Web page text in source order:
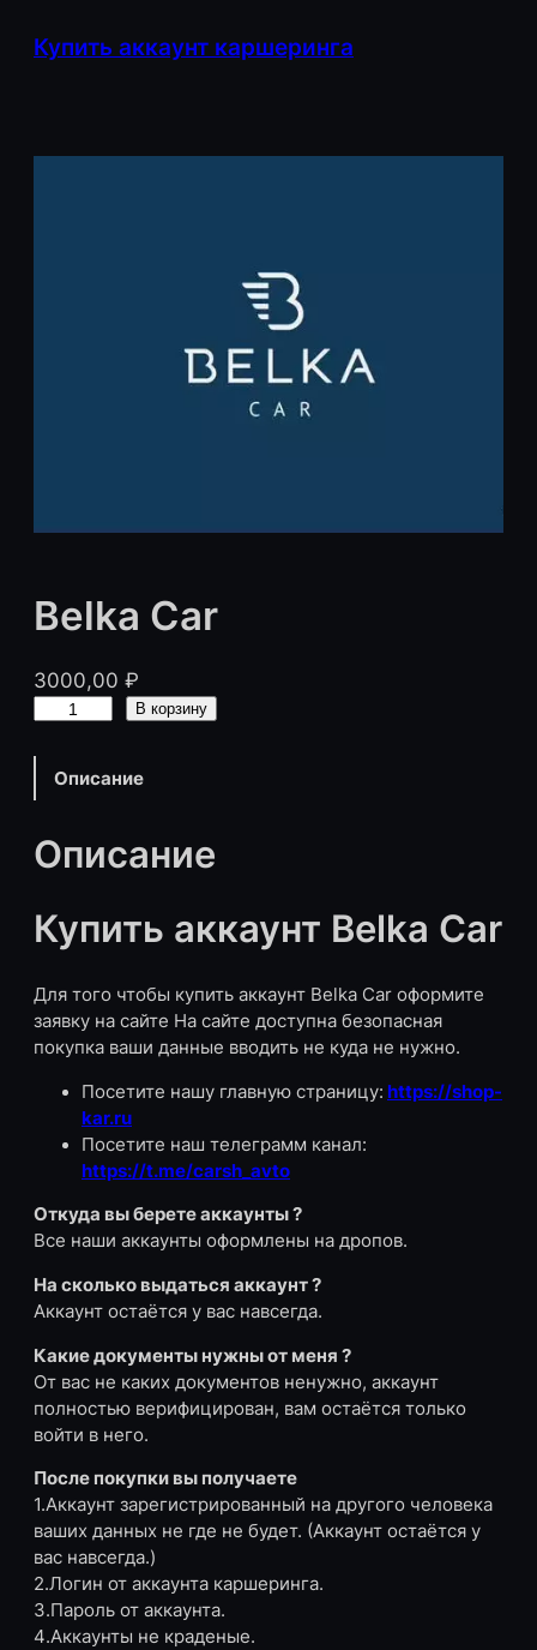
Купить аккаунт каршеринга
Belka Car
3000,00 ₽
л
е
с
в
о
о
в
а
k
a
a
r
В корзину
Описание
Описание
Купить аккаунт Belka Car
Для того чтобы купить аккаунт Belka Car оформите
заявку на сайте На сайте доступна безопасная
покупка ваши данные вводить не куда не нужно.
Посетите нашу главную страницу: https://shop-
kar.ru
Посетите наш телеграмм канал:
https://t.me/carsh_avto
Откуда вы берете аккаунты ?
Все наши аккаунты оформлены на дропов.
На сколько выдаться аккаунт ?
Аккаунт остаётся у вас навсегда.
Какие документы нужны от меня ?
От вас не каких документов ненужно, аккаунт
полностью верифицирован, вам остаётся только
войти в него.
После покупки вы получаете
1.Аккаунт зарегистрированный на другого человека
ваших данных не где не будет. (Аккаунт остаётся у
вас навсегда.)
2.Логин от аккаунта каршеринга.
3.Пароль от аккаунта.
4.Аккаунты не краденые.